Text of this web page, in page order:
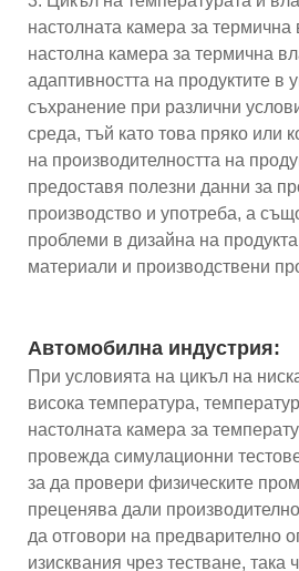
настолната камера за термична
настолна камера за термична
адаптивността на продуктите в
съхранение при различни
среда, тъй като това пряко или
на производителността на
предоставя полезни данни за
производство и употреба, а
проблеми в дизайна на
материали и производствени
Автомобилна индустрия:
При условията на цикъл на
висока температура,
настолната камера за
провежда симулационни
за да провери физическите
преценява дали
да отговори на предварително
изисквания чрез тестване, така